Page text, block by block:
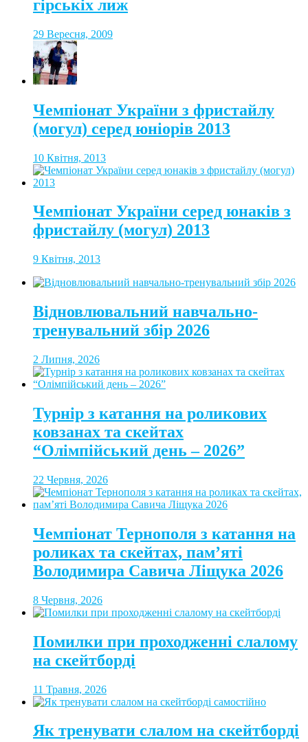
гірськіх лиж
29 Вересня, 2009
Чемпіонат України з фристайлу
(могул) серед юніорів 2013
10 Квітня, 2013
Чемпіонат України серед юнаків з
фристайлу (могул) 2013
9 Квітня, 2013
Відновлювальний навчально-
тренувальний збір 2026
2 Липня, 2026
Турнір з катання на роликових
ковзанах та скейтах
“Олімпійський день – 2026”
22 Червня, 2026
Чемпіонат Тернополя з катання на
роликах та скейтах, пам’яті
Володимира Савича Ліщука 2026
8 Червня, 2026
Помилки при проходженні слалому
на скейтборді
11 Травня, 2026
Як тренувати слалом на скейтборді